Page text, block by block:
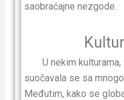
saobraćajne nezgode.
U nekim
suočavala se sa
Međutim, kako se